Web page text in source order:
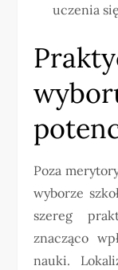
uczenia
Poza
wyborze
szereg
znacząco
nauki.